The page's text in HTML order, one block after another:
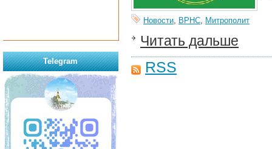
Новости, ВРНС, Митрополит
Читать дальше
RSS
Telegram